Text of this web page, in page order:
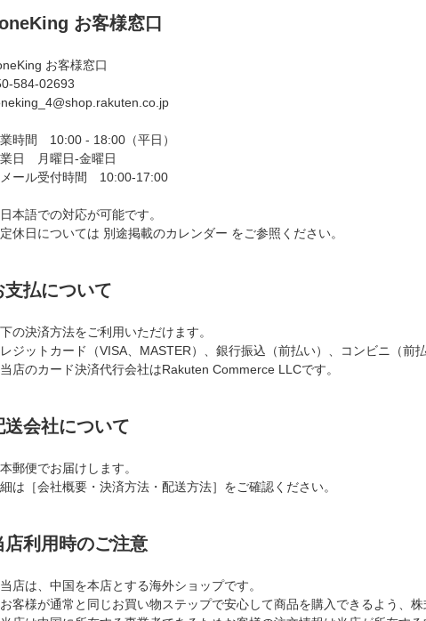
お客様窓口
お客様窓口
584-02693
時間 10:00 - 18:00（平日）
日 月曜日-金曜日
ール受付時間 10:00-17:00
日本語での対応が可能です。
定休日については 別途掲載のカレンダー をご参照ください。
支払について
の決済方法をご利用いただけます。
ジットカード（VISA、MASTER）、銀行振込（前払い）、コンビニ（前
店のカード決済代行会社はRakuten Commerce LLCです。
送会社について
郵便でお届けします。
は［会社概要・決済方法・配送方法］をご確認ください。
店利用時のご注意
当店は、中国を本店とする海外ショップです。
お客様が通常と同じお買い物ステップで安心して商品を購入できるよう、